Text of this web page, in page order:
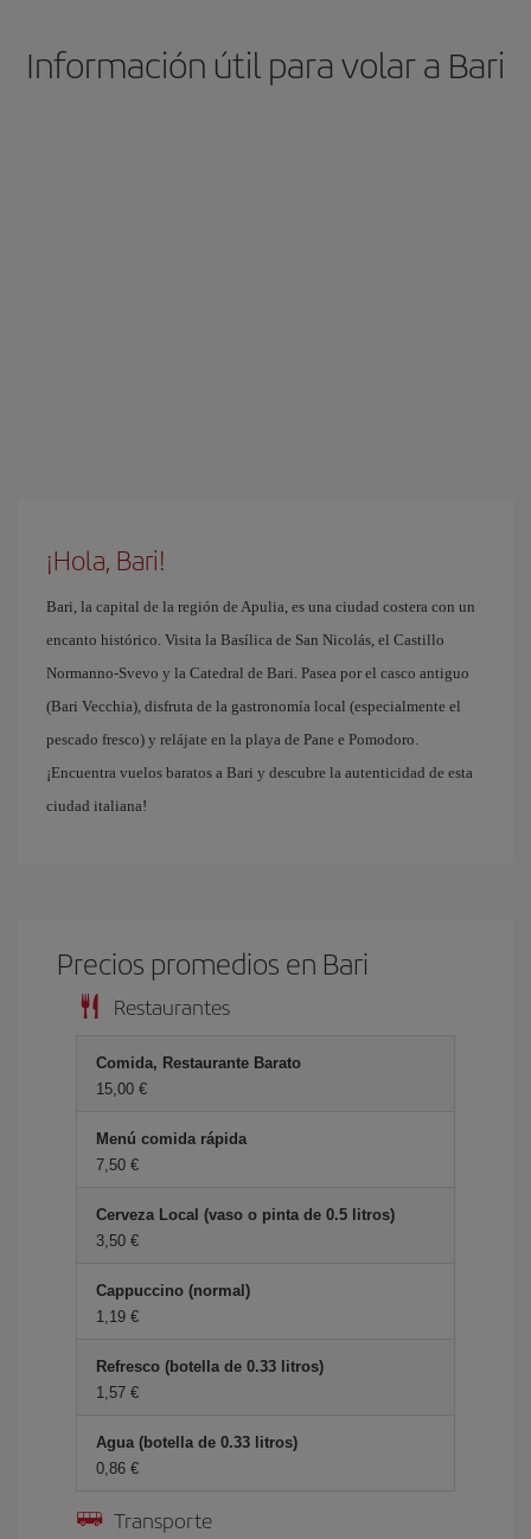
Información útil para volar a Bari
¡Hola, Bari!
Bari, la capital de la región de Apulia, es una ciudad costera con un
encanto histórico. Visita la Basílica de San Nicolás, el Castillo
Normanno-Svevo y la Catedral de Bari. Pasea por el casco antiguo
(Bari Vecchia), disfruta de la gastronomía local (especialmente el
pescado fresco) y relájate en la playa de Pane e Pomodoro.
¡Encuentra vuelos baratos a Bari y descubre la autenticidad de esta
ciudad italiana!
Precios promedios en Bari
Restaurantes
Comida, Restaurante Barato
15,00 €
Menú comida rápida
7,50 €
Cerveza Local (vaso o pinta de 0.5 litros)
3,50 €
Cappuccino (normal)
1,19 €
Refresco (botella de 0.33 litros)
1,57 €
Agua (botella de 0.33 litros)
0,86 €
Transporte